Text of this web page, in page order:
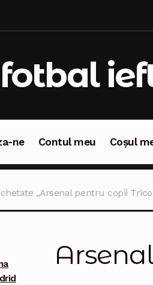
ne Contul meu Coșul
„Arsenal pentru copii